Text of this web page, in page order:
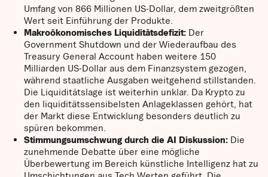
Umfang von 866 Millionen US-Dollar, dem zweitgrößten
Wert seit Einführung der Produkte.
Makroökonomisches Liquiditätsdefizit: Der
Government Shutdown und der Wiederaufbau des
Treasury General Account haben weitere 150
Milliarden US-Dollar aus dem Finanzsystem gezogen,
während staatliche Ausgaben weitgehend stillstanden.
Die Liquiditätslage ist weiterhin unklar. Da Krypto zu
den liquiditätssensibelsten Anlageklassen gehört, hat
der Markt diese Entwicklung besonders deutlich zu
spüren bekommen.
Stimmungsumschwung durch die AI Diskussion: Die
zunehmende Debatte über eine mögliche
Überbewertung im Bereich künstliche Intelligenz hat zu